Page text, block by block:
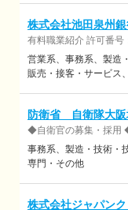
株式会社池田泉州銀
有料職業紹介 許可番
営業系
事務系 製造
販売・接客・サービス
防衛省 自衛隊大阪
◆自衛官の募集・採用
◆地方公共団体との各
備自衛官等の管理業務
事務系 製造・技術・
専門・その他
株式会社ジャパン